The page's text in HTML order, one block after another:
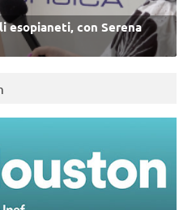
esopianeti, con Serena